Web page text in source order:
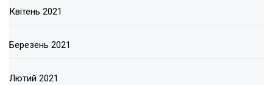
Квітень 2021
Березень 2021
Лютий 2021